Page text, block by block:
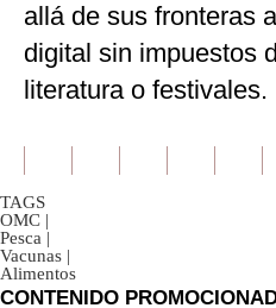
allá de sus fronteras
digital sin impuestos
literatura o festivales.
TAGS
OMC |
Pesca |
Vacunas |
Alimentos